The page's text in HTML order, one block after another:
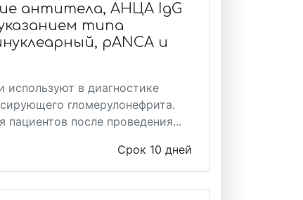
антитела, АНЦА IgG
типа
pANCA и
используют в диагностике
гломерулонефрита.
после проведения...
Срок 10 дней